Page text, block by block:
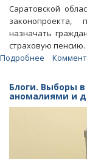
Саратовской
законопроекта,
назначать
страховую пенсию.
Подробнее
хочет
Блоги. Выборы
аномалиями и